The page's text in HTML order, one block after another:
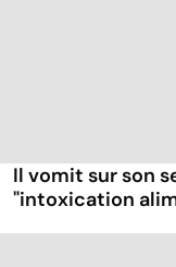
Il vomit sur son
"intoxication